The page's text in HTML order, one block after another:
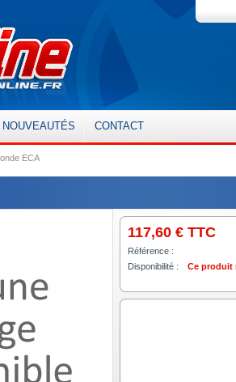
NOUVEAUTÉS CONTACT
ECA
117,60 € TTC
Référence :
Disponibilité : Ce produit